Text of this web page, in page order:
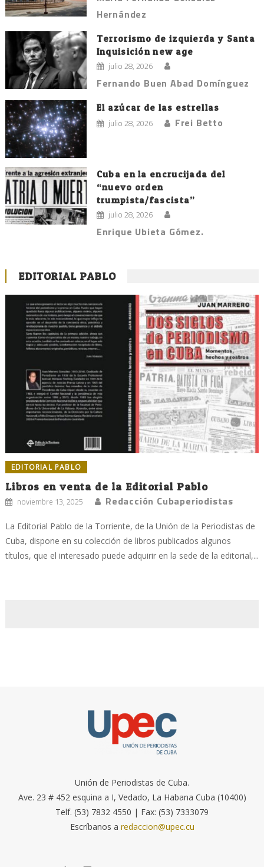
Hernández
Terrorismo de izquierda y Santa
Inquisición new age
julio 28, 2026
Fernando Buen Abad Domínguez
El azúcar de las estrellas
julio 28, 2026 Frei Betto
Cuba en la encrucijada del
“nuevo orden
trumpista/fascista”
julio 28, 2026
Enrique Ubieta Gómez.
EDITORIAL PABLO
EDITORIAL PABLO
Libros en venta de la Editorial Pablo
noviembre 13, 2025 Redacción Cubaperiodistas
La Editorial Pablo de la Torriente, de la Unión de la Periodistas de
Cuba, dispone en su colección de libros publicados algunos
títulos, que el interesado puede adquirir en la sede de la editorial,...
Unión de Periodistas de Cuba.
Ave. 23 # 452 esquina a I, Vedado, La Habana Cuba (10400)
Telf. (53) 7832 4550 | Fax: (53) 7333079
Escríbanos a redaccion@upec.cu